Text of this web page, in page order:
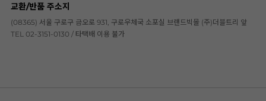
교환/반품 주소지
(08365) 서울 구로구 금오로 931, 구로우체국 소포실 브랜드빅몰 (주)더블트리 앞
TEL 02-3151-0130 / 타택배 이용 불가